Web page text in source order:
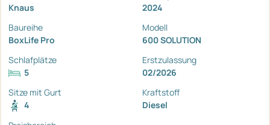
Knaus
2024
Baureihe
BoxLife Pro
Modell
600 SOLUTION
Schlafplätze
5
Erstzulassung
02/2026
Sitze mit Gurt
4
Kraftstoff
Diesel